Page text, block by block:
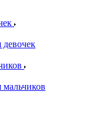
девочек
мальчиков